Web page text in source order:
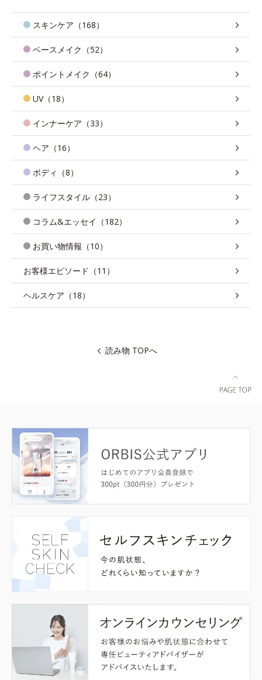
スキンケア（168）
ベースメイク（52）
ポイントメイク（64）
UV（18）
インナーケア（33）
ヘア（16）
ボディ（8）
ライフスタイル（23）
コラム&エッセイ（182）
お買い物情報（10）
お客様エピソード（11）
ヘルスケア（18）
読み物 TOPへ